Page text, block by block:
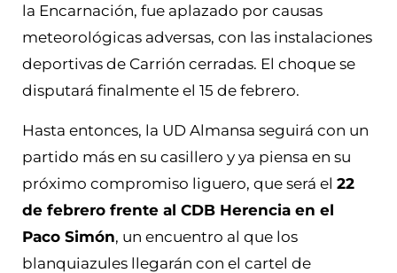
la Encarnación, fue aplazado por causas
meteorológicas adversas, con las instalaciones
deportivas de Carrión cerradas. El choque se
disputará finalmente el 15 de febrero.
Hasta entonces, la UD Almansa seguirá con un
partido más en su casillero y ya piensa en su
próximo compromiso liguero, que será el 22
de febrero frente al CDB Herencia en el
Paco Simón, un encuentro al que los
blanquiazules llegarán con el cartel de